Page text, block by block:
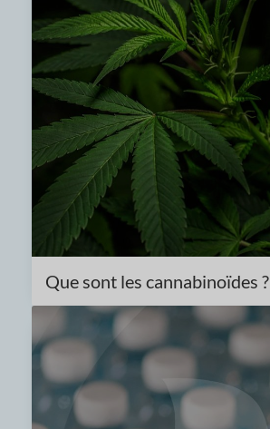
Que sont les cannabinoïdes ?